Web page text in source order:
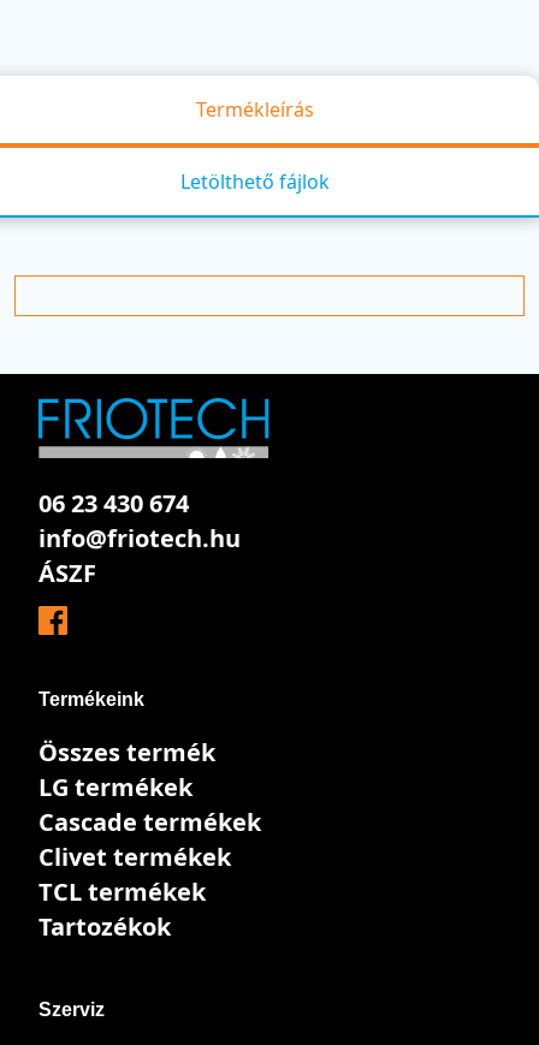
Termékleírás
Letölthető fájlok
06 23 430 674
info@friotech.hu
ÁSZF
Termékeink
Összes termék
LG termékek
Cascade termékek
Clivet termékek
TCL termékek
Tartozékok
Szerviz